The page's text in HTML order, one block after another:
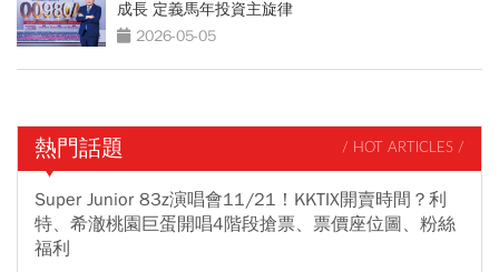
成長 定義馬年投資主旋律
2026-05-05
熱門話題 / HOT ARTICLES /
Super Junior 83z演唱會11/21！KKTIX開賣時間？利
特、希澈桃園巨蛋開唱4階段搶票、票價座位圖、粉絲
福利